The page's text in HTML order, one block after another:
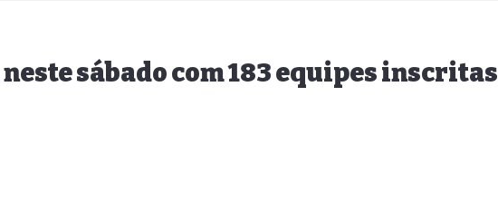
sábado com 183 equipes inscritas